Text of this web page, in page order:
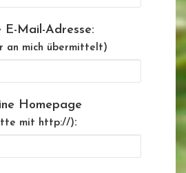
E-Mail-Adresse:
an mich übermittelt)
Homepage
mit http://):